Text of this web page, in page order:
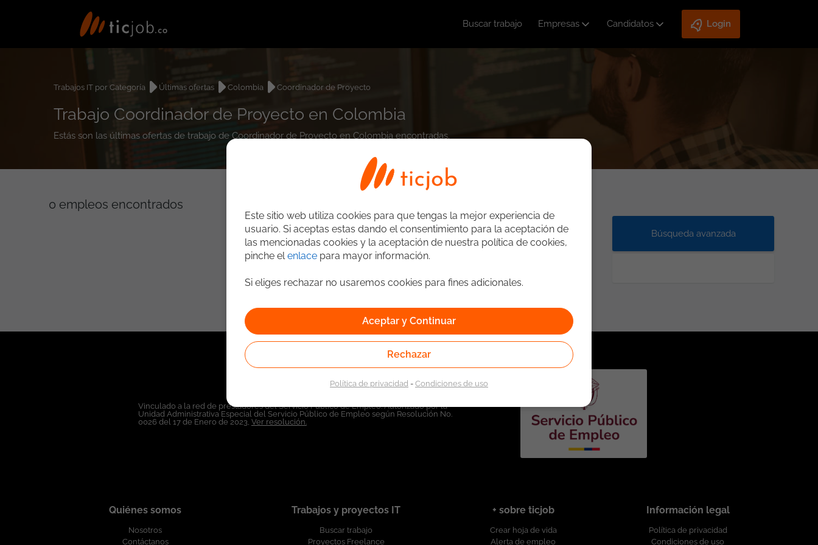
Buscar trabajo Empresas Candidatos Login
Trabajos IT por Categoría Últimas ofertas Colombia Coordinador de Proyecto
Trabajo Coordinador de Proyecto en Colombia
Estás son las últimas ofertas de trabajo de Coordinador de Proyecto en Colombia encontradas.
0 empleos encontrados
Búsqueda avanzada
Vinculado a la red de prestadores del Servicio Público de Empleo. Autorizado por la
Unidad Administrativa Especial del Servicio Público de Empleo según Resolución No.
0026 del 17 de Enero de 2023, Ver resolución.
Quiénes somos
Nosotros
Contáctanos
Trabajos y proyectos IT
Buscar trabajo
Proyectos Freelance
+ sobre ticjob
Crear hoja de vida
Alerta de empleo
Información legal
Política de privacidad
Condiciones de uso
Este sitio web utiliza cookies para que tengas la mejor experiencia de
usuario. Si aceptas estas dando el consentimiento para la aceptación de
las mencionadas cookies y la aceptación de nuestra política de cookies,
pinche elenlace para mayor información.
Si eliges rechazar no usaremos cookies para fines adicionales.
Aceptar y Continuar
Rechazar
Política de privacidad -Condiciones de uso